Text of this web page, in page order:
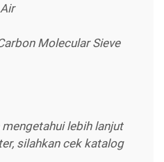
Molecular Sieve
lebih lanjut
silahkan cek katalog